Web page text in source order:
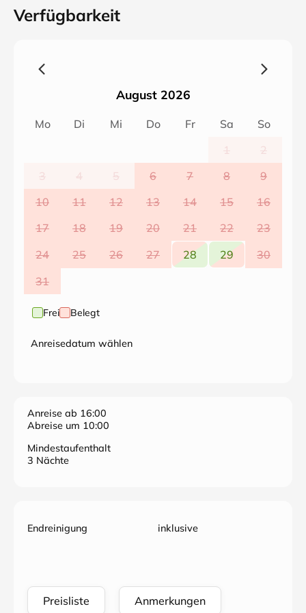
Verfügbarkeit
August 2026
Mo Di Mi Do Fr Sa
So
1
2
3
4 5 6 7 8
9
10
11 12 13 14 15
16
17
18 19 20 21 22
23
24
25 26 27 28 29
30
31
Frei Belegt
Anreisedatum wählen
Anreise ab 16:00
Abreise um 10:00
Mindestaufenthalt
3 Nächte
Endreinigung inklusive
Preisliste Anmerkungen